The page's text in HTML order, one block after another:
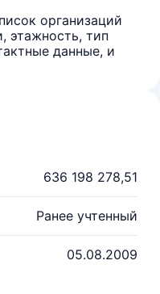
организаций
этажность, тип
данные, и
636 198 278,51
Ранее учтенный
05.08.2009